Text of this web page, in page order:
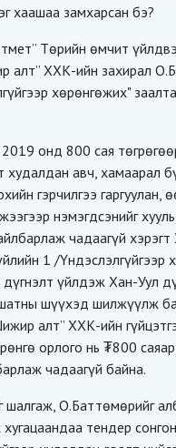
хаашаа замхарсан бэ?
Төрийн өмчит
алт” ХХК-ийн захирал
хөрөнгөжих"
онд 800 сая
худалдан авч, хамаарал
гэрчилгээ гаргуулан,
нэмэгдсэнийг
чадаагүй хэрэгт
1 /Үндэслэлгүйгээр
дүгнэлт үйлдэж Хан-Уул
шүүхэд шилжүүлж
алт” ХХК-ийн
орлого нь ₮800
чадаагүй байна.
шалгаж, О.Баттөмөрийг
тендер сонгон